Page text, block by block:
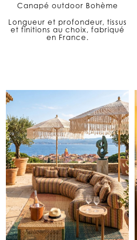
Canapé outdoor Bohème
Longueur et profondeur, tissus
et finitions au choix, fabriqué
en France.